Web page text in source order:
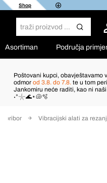
Shop
Asortiman Područja
Poštovani kupci, obavještavamo
odmor od 3.8. do 7.8. te u tom
Jankomiru neće raditi, kao ni
˖°𓇼🌊⋆🐚🫧
i pribor Vibracijski alati za